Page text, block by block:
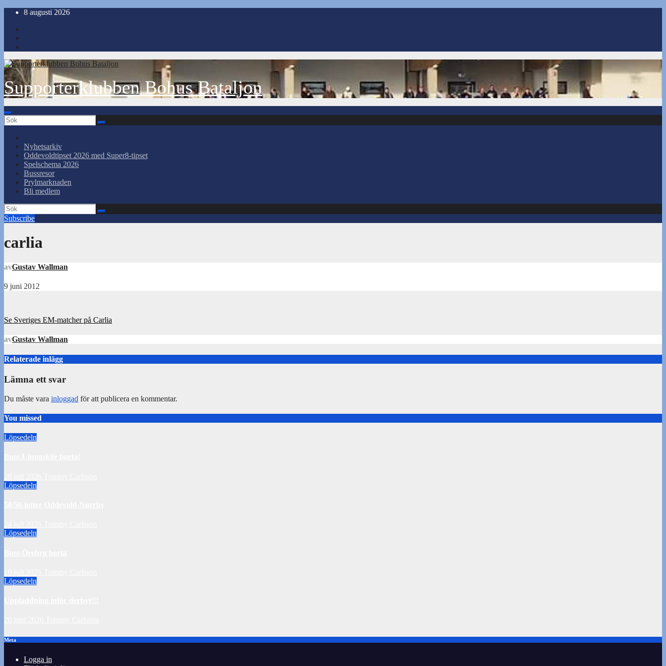
Hoppa
innehåll
8 augusti 2026
Supporterklubben Bohus Bataljon
Nyhetsarkiv
Oddevoldtipset 2026 med Super8-tipset
Spelschema 2026
Bussresor
Prylmarknaden
Bli medlem
Subscribe
carlia
avGustav Wallman
9 juni 2012
Inläggsnavigering
Se Sveriges EM-matcher på Carlia
avGustav Wallman
Relaterade inlägg
Lämna ett svar
Du måste vara inloggad för att publicera en kommentar.
You missed
Löpsedeln
Löpsedeln
Löpsedeln
Löpsedeln
Meta
Logga in